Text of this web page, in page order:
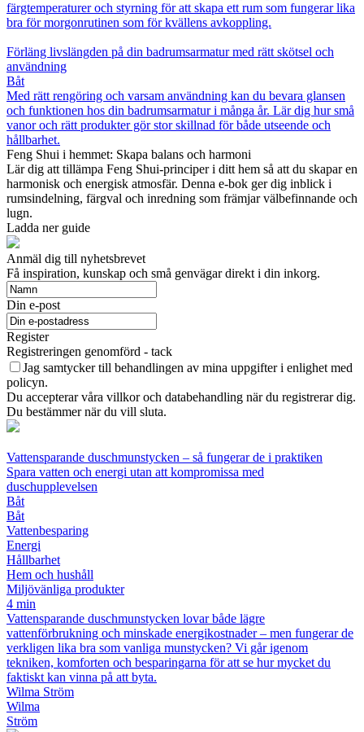
färgtemperaturer och styrning för att skapa ett rum som fungerar lika
bra för morgonrutinen som för kvällens avkoppling.
Förläng livslängden på din badrumsarmatur med rätt skötsel och
användning
Båt
Med rätt rengöring och varsam användning kan du bevara glansen
och funktionen hos din badrumsarmatur i många år. Lär dig hur små
vanor och rätt produkter gör stor skillnad för både utseende och
hållbarhet.
Feng Shui i hemmet: Skapa balans och harmoni
Lär dig att tillämpa Feng Shui-principer i ditt hem så att du skapar en
harmonisk och energisk atmosfär. Denna e-bok ger dig inblick i
rumsindelning, färgval och inredning som främjar välbefinnande och
lugn.
Ladda ner guide
Anmäl dig till nyhetsbrevet
Få inspiration, kunskap och små genvägar direkt i din inkorg.
Din e-post
Register
Registreringen genomförd - tack
Jag samtycker till behandlingen av mina uppgifter i enlighet med
policyn.
Du accepterar våra villkor och databehandling när du registrerar dig.
Du bestämmer när du vill sluta.
Vattensparande duschmunstycken – så fungerar de i praktiken
Spara vatten och energi utan att kompromissa med
duschupplevelsen
Båt
Båt
Vattenbesparing
Energi
Hållbarhet
Hem och hushåll
Miljövänliga produkter
4 min
Vattensparande duschmunstycken lovar både lägre
vattenförbrukning och minskade energikostnader – men fungerar de
verkligen lika bra som vanliga munstycken? Vi går igenom
tekniken, komforten och besparingarna för att se hur mycket du
faktiskt kan vinna på att byta.
Wilma Ström
Wilma
Ström